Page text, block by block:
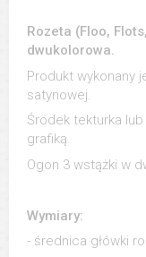
Rozeta (Floo,
dwukolorowa.
Produkt wykonany
satynowej.
Środek tekturka
grafiką.
Ogon 3 wstążki w
Wymiary:
- średnica główki